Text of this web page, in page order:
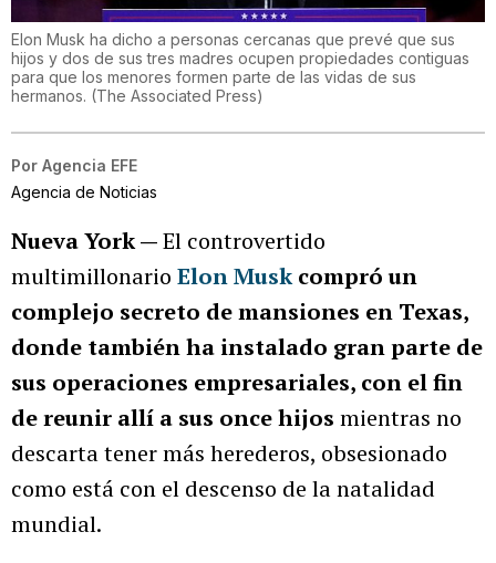
Elon Musk ha dicho a personas cercanas que prevé que sus
hijos y dos de sus tres madres ocupen propiedades contiguas
para que los menores formen parte de las vidas de sus
hermanos. (The Associated Press)
Por Agencia EFE
Agencia de Noticias
Nueva York —El controvertido
multimillonario Elon Musk compró un
complejo secreto de mansiones en Texas,
donde también ha instalado gran parte de
sus operaciones empresariales, con el fin
de reunir allí a sus once hijos mientras no
descarta tener más herederos, obsesionado
como está con el descenso de la natalidad
mundial.